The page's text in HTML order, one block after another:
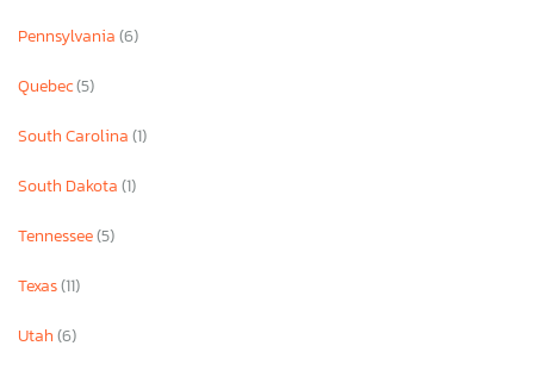
Pennsylvania(6)
Quebec(5)
South Carolina(1)
South Dakota(1)
Tennessee(5)
Texas(11)
Utah(6)